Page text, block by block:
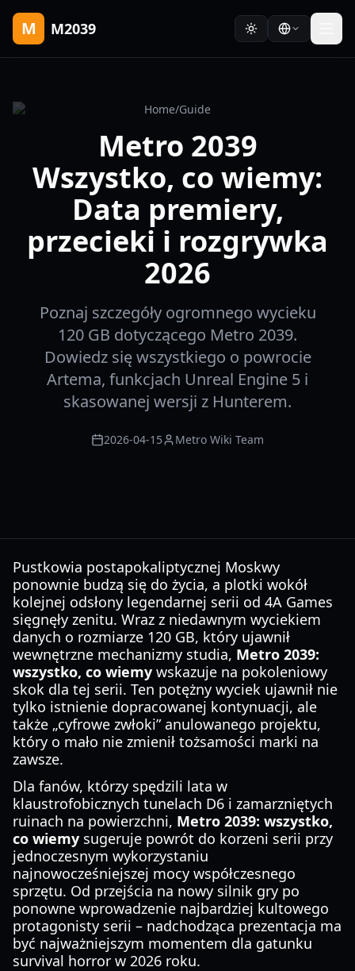
M M2039
Home/Guide
Metro 2039
Wszystko, co wiemy:
Data premiery,
przecieki i rozgrywka
2026
Poznaj szczegóły ogromnego wycieku
120 GB dotyczącego Metro 2039.
Dowiedz się wszystkiego o powrocie
Artema, funkcjach Unreal Engine 5 i
skasowanej wersji z Hunterem.
2026-04-15 Metro Wiki Team
Pustkowia postapokaliptycznej Moskwy
ponownie budzą się do życia, a plotki wokół
kolejnej odsłony legendarnej serii od 4A Games
sięgnęły zenitu. Wraz z niedawnym wyciekiem
danych o rozmiarze 120 GB, który ujawnił
wewnętrzne mechanizmy studia, Metro 2039:
wszystko, co wiemy wskazuje na pokoleniowy
skok dla tej serii. Ten potężny wyciek ujawnił nie
tylko istnienie dopracowanej kontynuacji, ale
także „cyfrowe zwłoki” anulowanego projektu,
który o mało nie zmienił tożsamości marki na
zawsze.
Dla fanów, którzy spędzili lata w
klaustrofobicznych tunelach D6 i zamarzniętych
ruinach na powierzchni, Metro 2039: wszystko,
co wiemy sugeruje powrót do korzeni serii przy
jednoczesnym wykorzystaniu
najnowocześniejszej mocy współczesnego
sprzętu. Od przejścia na nowy silnik gry po
ponowne wprowadzenie najbardziej kultowego
protagonisty serii – nadchodząca prezentacja ma
być najważniejszym momentem dla gatunku
survival horror w 2026 roku.